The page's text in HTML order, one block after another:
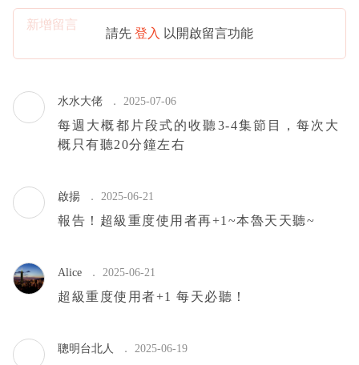
請先 登入 以開啟留言功能
水水大佬 2025-07-06
每週大概都片段式的收聽3-4集節目，每次大
概只有聽20分鐘左右
啟揚 2025-06-21
報告！超級重度使用者再+1~本魯天天聽~
Alice 2025-06-21
超級重度使用者+1 每天必聽！
聰明台北人 2025-06-19